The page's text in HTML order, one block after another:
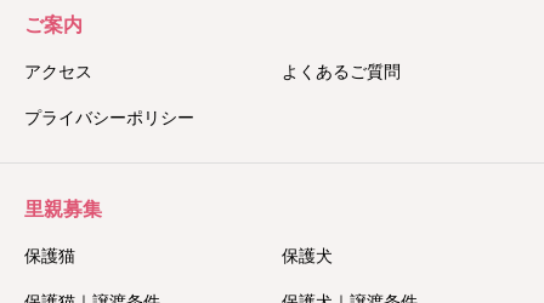
ご案内
アクセス よくあるご質問
プライバシーポリシー
里親募集
保護猫 保護犬